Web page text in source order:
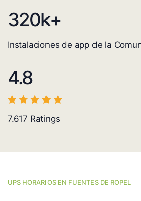
320k+
Instalaciones de app de la
4.8
7.617 Ratings
UPS HORARIOS EN FUENTES DE ROPEL